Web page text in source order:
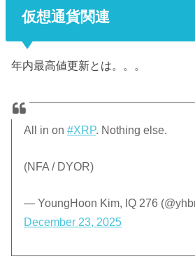
仮想通貨関連
年内最高値更新とは。。。
All in on#XRP. Nothing else.
(NFA / DYOR)
— YoungHoon Kim, IQ 276
December 23, 2025